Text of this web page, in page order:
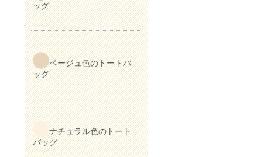
ッグ
ベージュ色のトートバ
ッグ
ナチュラル色のトート
バッグ